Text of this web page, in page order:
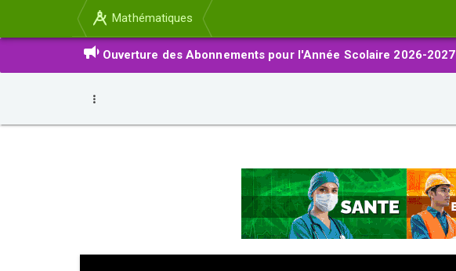
Mathématiques
Ouverture des Abonnements pour l'Année Scolaire 2026-2027